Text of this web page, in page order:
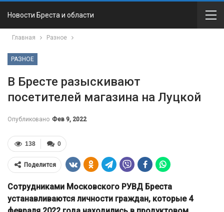
Новости Бреста и области
Главная Разное
РАЗНОЕ
В Бресте разыскивают
посетителей магазина на Луцкой
Опубликовано Фев 9, 2022
0
138
Поделится
Сотрудниками Московского РУВД Бреста
устанавливаются личности граждан, которые 4